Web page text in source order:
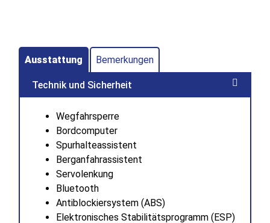
Ausstattung Bemerkungen
Technik und Sicherheit
Wegfahrsperre
Bordcomputer
Spurhalteassistent
Berganfahrassistent
Servolenkung
Bluetooth
Antiblockiersystem (ABS)
Elektronisches Stabilitätsprogramm (ESP)